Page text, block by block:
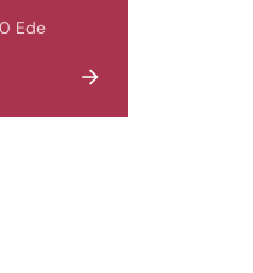
Management?
Ondernemen &
Ede